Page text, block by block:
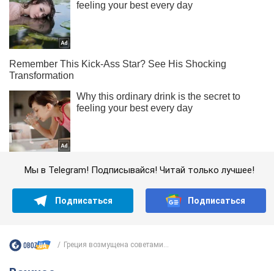
Мы в Telegram! Подписывайся! Читай только лучшее!
Подписаться Подписаться
Греция возмущена советами...